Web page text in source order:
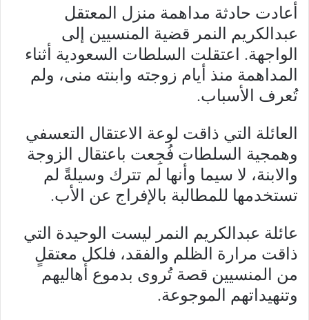
أعادت حادثة مداهمة منزل المعتقل
عبدالكريم النمر قضية المنسيين إلى
الواجهة. اعتقلت السلطات السعودية أثناء
المداهمة منذ أيام زوجته وابنته منى، ولم
تُعرف الأسباب.
العائلة التي ذاقت لوعة الاعتقال التعسفي
وهمجية السلطات فُجِعت باعتقال الزوجة
والابنة، لا سيما وأنها لم تترك وسيلةً لم
تستخدمها للمطالبة بالإفراج عن الأب.
عائلة عبدالكريم النمر ليست الوحيدة التي
ذاقت مرارة الظلم والفقد، فلكل معتقلٍ
من المنسيين قصة تُروى بدموع أهاليهم
وتنهيداتهم الموجوعة.